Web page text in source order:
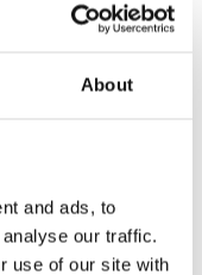
About
and ads, to
our traffic.
use of our site with